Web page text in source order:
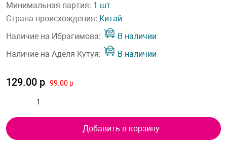
Минимальная партия: 1 шт
Страна происхождения: Китай
Наличие на Ибрагимова:
В наличии
Наличие на Аделя Кутуя:
В наличии
129.00 р 99.00 р
Добавить в корзину